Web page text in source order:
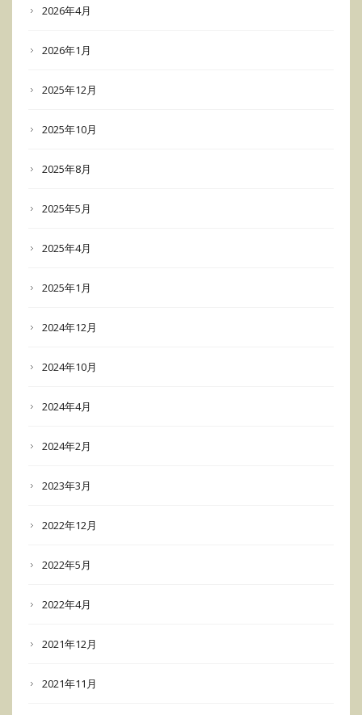
2026年4月
2026年1月
2025年12月
2025年10月
2025年8月
2025年5月
2025年4月
2025年1月
2024年12月
2024年10月
2024年4月
2024年2月
2023年3月
2022年12月
2022年5月
2022年4月
2021年12月
2021年11月